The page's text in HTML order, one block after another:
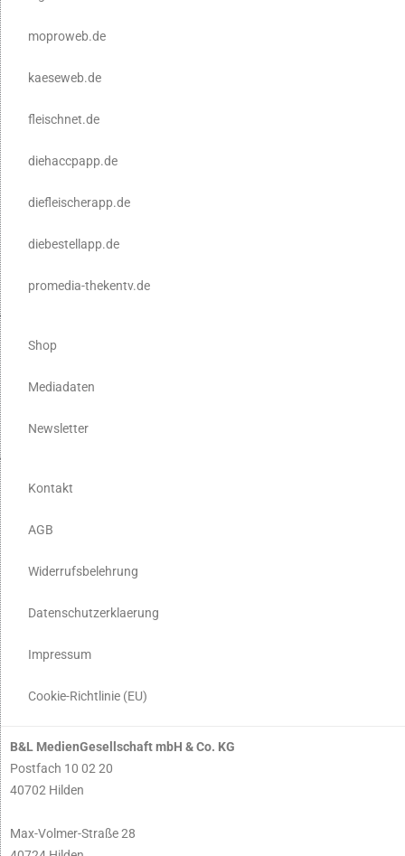
moproweb.de
kaeseweb.de
fleischnet.de
diehaccpapp.de
diefleischerapp.de
diebestellapp.de
promedia-thekentv.de
Shop
Mediadaten
Newsletter
Kontakt
AGB
Widerrufsbelehrung
Datenschutzerklaerung
Impressum
Cookie-Richtlinie (EU)
B&L MedienGesellschaft mbH & Co. KG
Postfach 10 02 20
40702 Hilden
Max-Volmer-Straße 28